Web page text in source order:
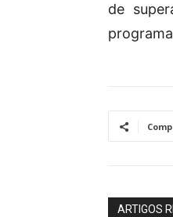
de
ARTIGOS